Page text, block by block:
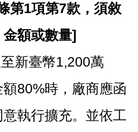
第1項第7款，須敘
額或數量]
新臺幣1,200萬
80%時，廠商應函
執行擴充。並依工